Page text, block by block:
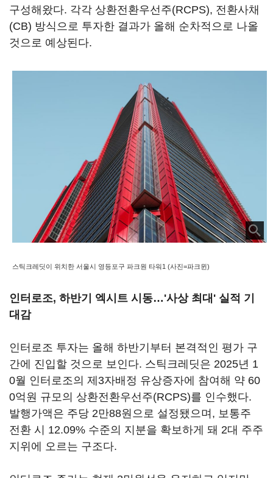
구성해왔다. 각각 상환전환우선주(RCPS), 전환사채
(CB) 방식으로 투자한 결과가 올해 순차적으로 나올
것으로 예상된다.
스틱크레딧이 위치한 서울시 영등포구 파크원 타워1 (사진=파크윈)
인터로조, 하반기 엑시트 시동…'사상 최대' 실적 기
대감
인터로조 투자는 올해 하반기부터 본격적인 평가 구
간에 진입할 것으로 보인다. 스틱크레딧은 2025년 1
0월 인터로조의 제3자배정 유상증자에 참여해 약 60
0억원 규모의 상환전환우선주(RCPS)를 인수했다.
발행가액은 주당 2만88원으로 설정됐으며, 보통주
전환 시 12.09% 수준의 지분을 확보하게 돼 2대 주주
지위에 오르는 구조다.